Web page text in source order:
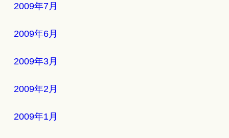
2009年7月
2009年6月
2009年3月
2009年2月
2009年1月